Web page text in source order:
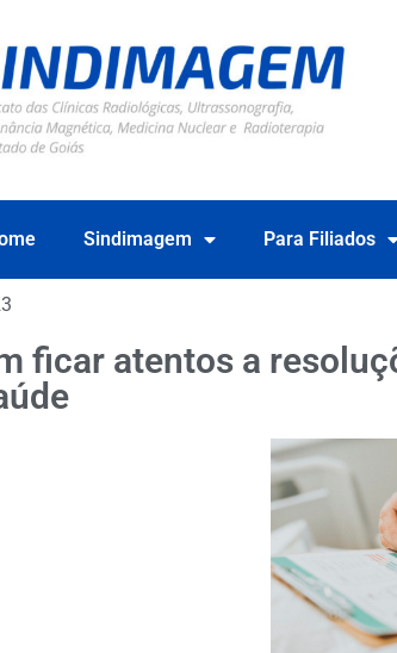
Sindimagem Para Filiados
ficar atentos a